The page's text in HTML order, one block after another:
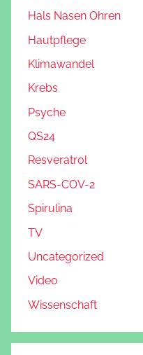
Hals Nasen Ohren
Hautpflege
Klimawandel
Krebs
Psyche
QS24
Resveratrol
SARS-COV-2
Spirulina
TV
Uncategorized
Video
Wissenschaft